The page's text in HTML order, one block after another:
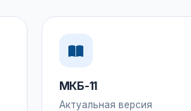
МКБ-11
Актуальная версия